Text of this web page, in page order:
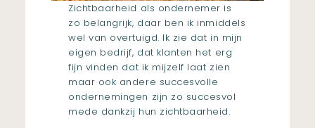
Zichtbaarheid als ondernemer is
zo belangrijk, daar ben ik inmiddels
wel van overtuigd. Ik zie dat in mijn
eigen bedrijf, dat klanten het erg
fijn vinden dat ik mijzelf laat zien
maar ook andere succesvolle
ondernemingen zijn zo succesvol
mede dankzij hun zichtbaarheid.